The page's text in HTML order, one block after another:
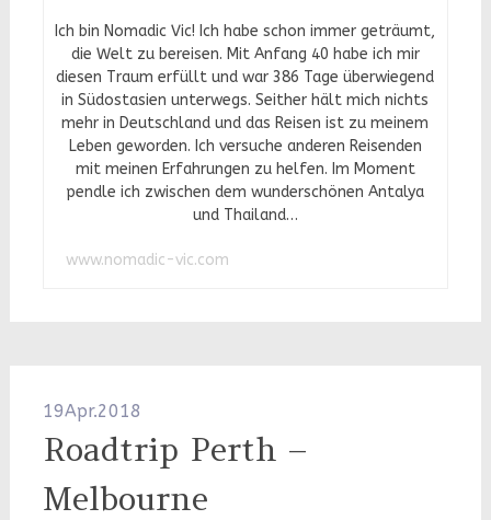
Ich bin Nomadic Vic! Ich habe schon immer geträumt,
die Welt zu bereisen. Mit Anfang 40 habe ich mir
diesen Traum erfüllt und war 386 Tage überwiegend
in Südostasien unterwegs. Seither hält mich nichts
mehr in Deutschland und das Reisen ist zu meinem
Leben geworden. Ich versuche anderen Reisenden
mit meinen Erfahrungen zu helfen. Im Moment
pendle ich zwischen dem wunderschönen Antalya
und Thailand…
www.nomadic-vic.com
19Apr.2018
Roadtrip Perth –
Melbourne